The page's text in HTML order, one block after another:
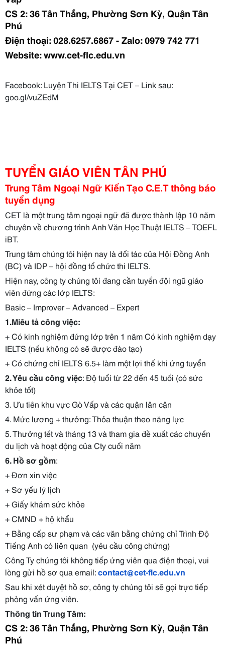
CS 2: 36 Tân Thắng, Phường Sơn Kỳ, Quận Tân
Phú
Điện thoại: 028.6257.6867 - Zalo: 0979 742 771
Website: www.cet-flc.edu.vn
Facebook: Luyện Thi IELTS Tại CET – Link sau:
goo.gl/vuZEdM
TUYỂN GIÁO VIÊN TÂN PHÚ
Trung Tâm Ngoại Ngữ Kiến Tạo C.E.T thông báo
tuyển dụng
CET là một trung tâm ngoại ngữ đã được thành lập 10 năm
chuyên về chương trình Anh Văn Học Thuật IELTS – TOEFL
iBT.
Trung tâm chúng tôi hiện nay là đối tác của Hội Đồng Anh
(BC) và IDP – hội đồng tổ chức thi IELTS.
Hiện nay, công ty chúng tôi đang cần tuyển đội ngũ giáo
viên đứng các lớp IELTS:
Basic – Improver – Advanced – Expert
1.Miêu tả công việc:
+ Có kinh nghiệm đứng lớp trên 1 năm Có kinh nghiệm dạy
IELTS (nếu không có sẽ được đào tạo)
+ Có chứng chỉ IELTS 6.5+ làm một lợi thế khi ứng tuyển
2. Yêu cầu công việc: Độ tuổi từ 22 đến 45 tuổi (có sức
khỏe tốt)
3. Ưu tiên khu vực Gò Vấp và các quận lân cận
4. Mức lương + thưởng: Thỏa thuận theo năng lực
5. Thưởng tết và tháng 13 và tham gia đề xuất các chuyến
du lịch và hoạt động của Cty cuối năm
6. Hồ sơ gồm:
+ Đơn xin việc
+ Sơ yếu lý lịch
+ Giấy khám sức khỏe
+ CMND + hộ khẩu
+ Bằng cấp sư phạm và các văn bằng chứng chỉ Trình Độ
Tiếng Anh có liên quan (yêu cầu công chứng)
Công Ty chúng tôi không tiếp ứng viên qua điện thoại, vui
lòng gửi hồ sơ qua email:contact@cet-flc.edu.vn
Sau khi xét duyệt hồ sơ, công ty chúng tôi sẽ gọi trực tiếp
phỏng vấn ứng viên.
Thông tin Trung Tâm:
CS 2: 36 Tân Thắng, Phường Sơn Kỳ, Quận Tân
Phú